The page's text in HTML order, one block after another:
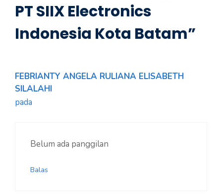
PT SIIX Electronics
Indonesia Kota Batam”
FEBRIANTY ANGELA RULIANA ELISABETH
SILALAHI
pada
Belum ada panggilan
Balas